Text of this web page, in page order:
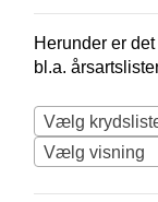
Herunder er
bl.a.
Vælg
Vælg visning